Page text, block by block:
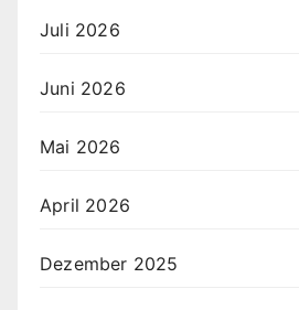
Juli 2026
Juni 2026
Mai 2026
April 2026
Dezember 2025